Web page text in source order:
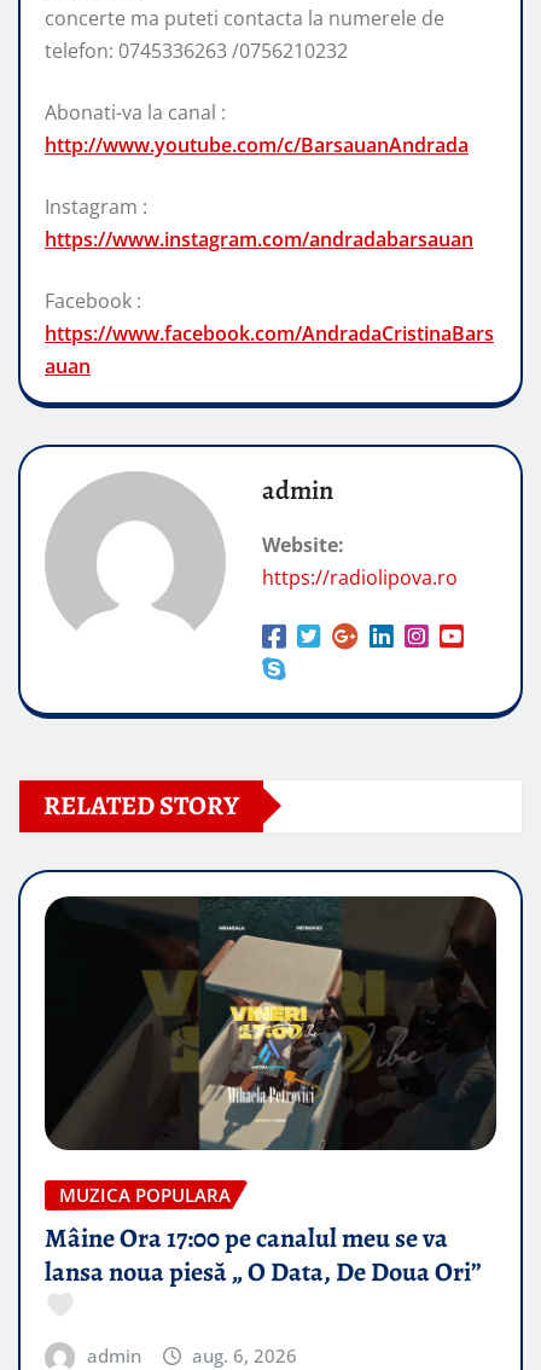
concerte ma puteti contacta la numerele de
telefon: 0745336263 /0756210232
Abonati-va la canal :
http://www.youtube.com/c/BarsauanAndrada
Instagram :
https://www.instagram.com/andradabarsauan
Facebook :
https://www.facebook.com/AndradaCristinaBars
auan
admin
Website:
https://radiolipova.ro
RELATED STORY
MUZICA POPULARA
Mâine Ora 17:00 pe canalul meu se va
lansa noua piesă „ O Data, De Doua Ori”
admin aug. 6, 2026